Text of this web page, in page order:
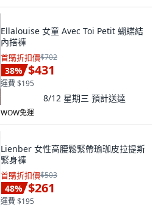
Ellalouise 女童 Avec Toi Petit 蝴蝶結
內搭褲
首購折扣價$702
38% $431
運費 $195
8/12 星期三 預計送達
WOW免運
Lienber 女性高腰鬆緊帶瑜珈皮拉提斯
緊身褲
首購折扣價$503
48% $261
運費 $195